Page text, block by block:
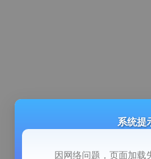
系统提
因网络问题，页面加载